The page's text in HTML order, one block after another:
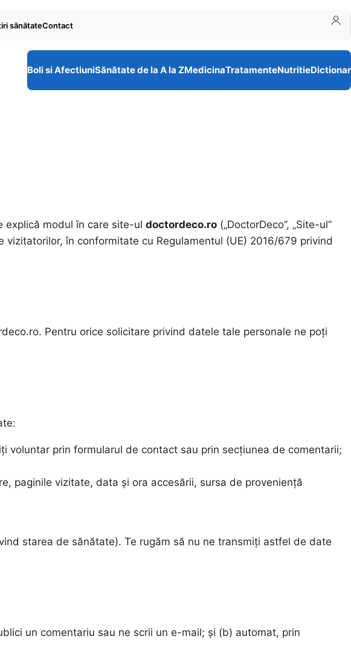
sănătateContact
Boli si AfectiuniSănătate de la A la ZMedicinaTratamenteNutritieDictionar
explică modul în care site-ul doctordeco.ro („DoctorDeco”, „Site-ul”
în conformitate cu Regulamentul (UE) 2016/679 privind
Pentru orice solicitare privind datele tale personale ne poți
voluntar prin formularul de contact sau prin secțiunea de comentarii;
paginile vizitate, data și ora accesării, sursa de proveniență
starea de sănătate). Te rugăm să nu ne transmiți astfel de date
un comentariu sau ne scrii un e-mail; și (b) automat, prin